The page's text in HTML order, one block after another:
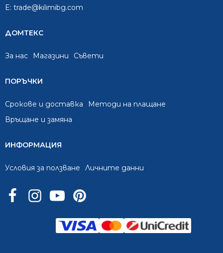
E: trade@kilimibg.com
ДОМТЕКС
За нас Mагазини Съвети
ПОРЪЧКИ
Срокове и доставка
Методи на плащане
Връщане и замяна
ИНФОРМАЦИЯ
Условия за ползване Личните данни